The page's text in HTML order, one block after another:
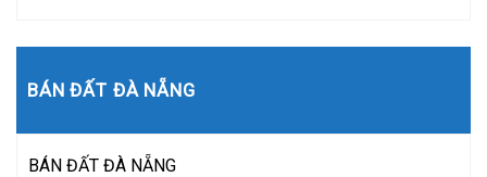
BÁN ĐẤT ĐÀ NẴNG
BÁN ĐẤT ĐÀ NẴNG